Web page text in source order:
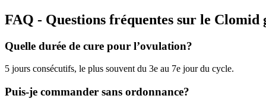
FAQ - Questions fréquentes sur le Clomid
Quelle durée de cure pour l’ovulation?
5 jours consécutifs, le plus souvent du 3e au 7e jour du cycle.
Puis-je commander sans ordonnance?